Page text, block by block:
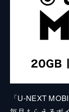
「U-NEXT